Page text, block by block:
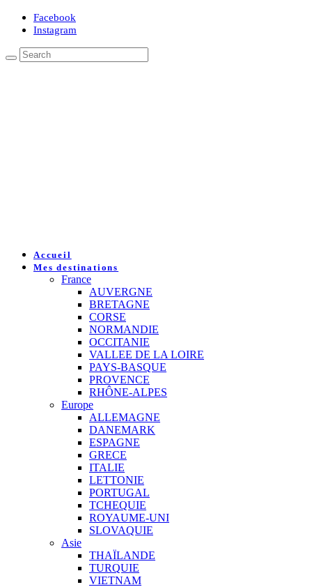
Facebook
Instagram
Accueil
Mes destinations
France
AUVERGNE
BRETAGNE
CORSE
NORMANDIE
OCCITANIE
VALLEE DE LA LOIRE
PAYS-BASQUE
PROVENCE
RHÔNE-ALPES
Europe
ALLEMAGNE
DANEMARK
ESPAGNE
GRECE
ITALIE
LETTONIE
PORTUGAL
TCHEQUIE
ROYAUME-UNI
SLOVAQUIE
Asie
THAÏLANDE
TURQUIE
VIETNAM